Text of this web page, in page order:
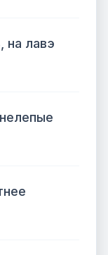
на лавэ